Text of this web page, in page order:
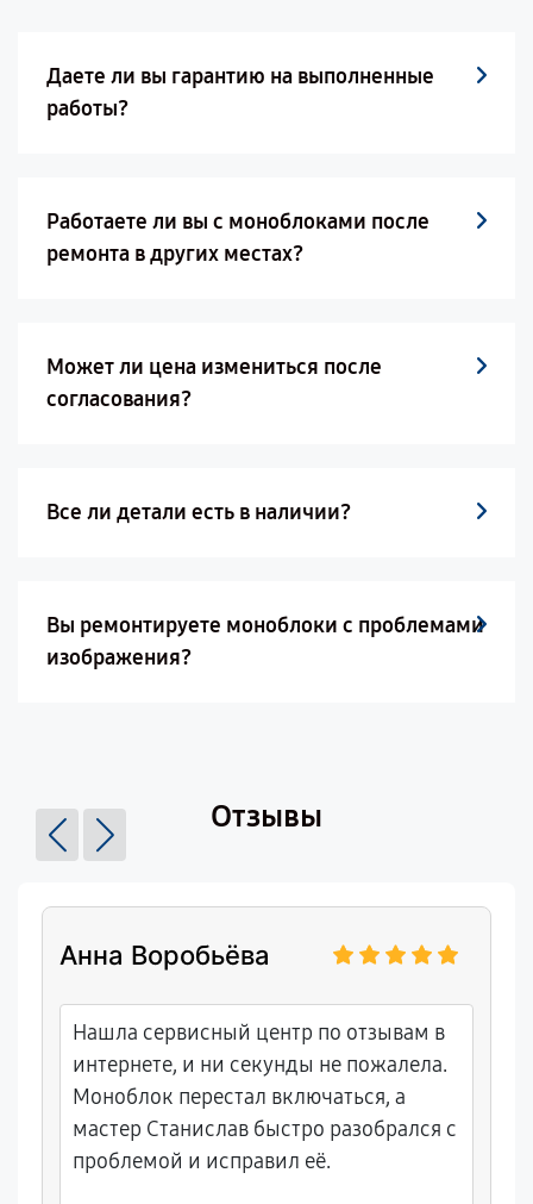
Даете ли вы гарантию на выполненные
работы?
Работаете ли вы с моноблоками после
ремонта в других местах?
Может ли цена измениться после
согласования?
Все ли детали есть в наличии?
Вы ремонтируете моноблоки с проблемами
изображения?
Отзывы
Анна Воробьёва
Нашла сервисный центр по отзывам в
интернете, и ни секунды не пожалела.
Моноблок перестал включаться, а
мастер Станислав быстро разобрался с
проблемой и исправил её.